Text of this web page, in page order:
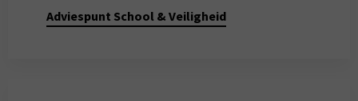
Adviespunt School & Veiligheid